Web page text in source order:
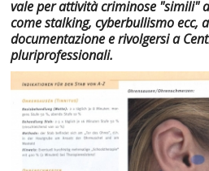
vale per attività criminose "simili"
come stalking, cyberbullismo ecc,
documentazione e rivolgersi a
pluriprofessionali.